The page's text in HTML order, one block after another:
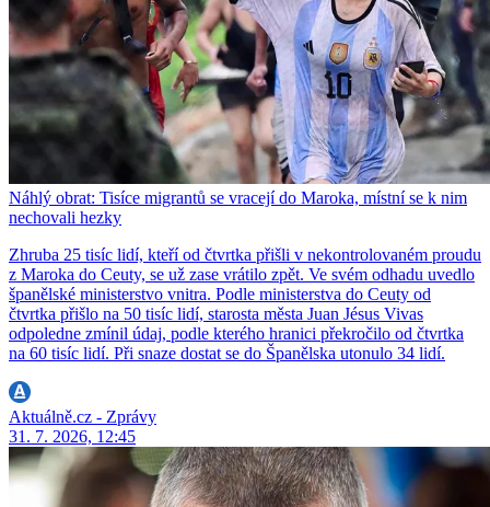
Náhlý obrat: Tisíce migrantů se vracejí do Maroka, místní se k nim
nechovali hezky
Zhruba 25 tisíc lidí, kteří od čtvrtka přišli v nekontrolovaném proudu
z Maroka do Ceuty, se už zase vrátilo zpět. Ve svém odhadu uvedlo
španělské ministerstvo vnitra. Podle ministerstva do Ceuty od
čtvrtka přišlo na 50 tisíc lidí, starosta města Juan Jésus Vivas
odpoledne zmínil údaj, podle kterého hranici překročilo od čtvrtka
na 60 tisíc lidí. Při snaze dostat se do Španělska utonulo 34 lidí.
Aktuálně.cz - Zprávy
31. 7. 2026, 12:45